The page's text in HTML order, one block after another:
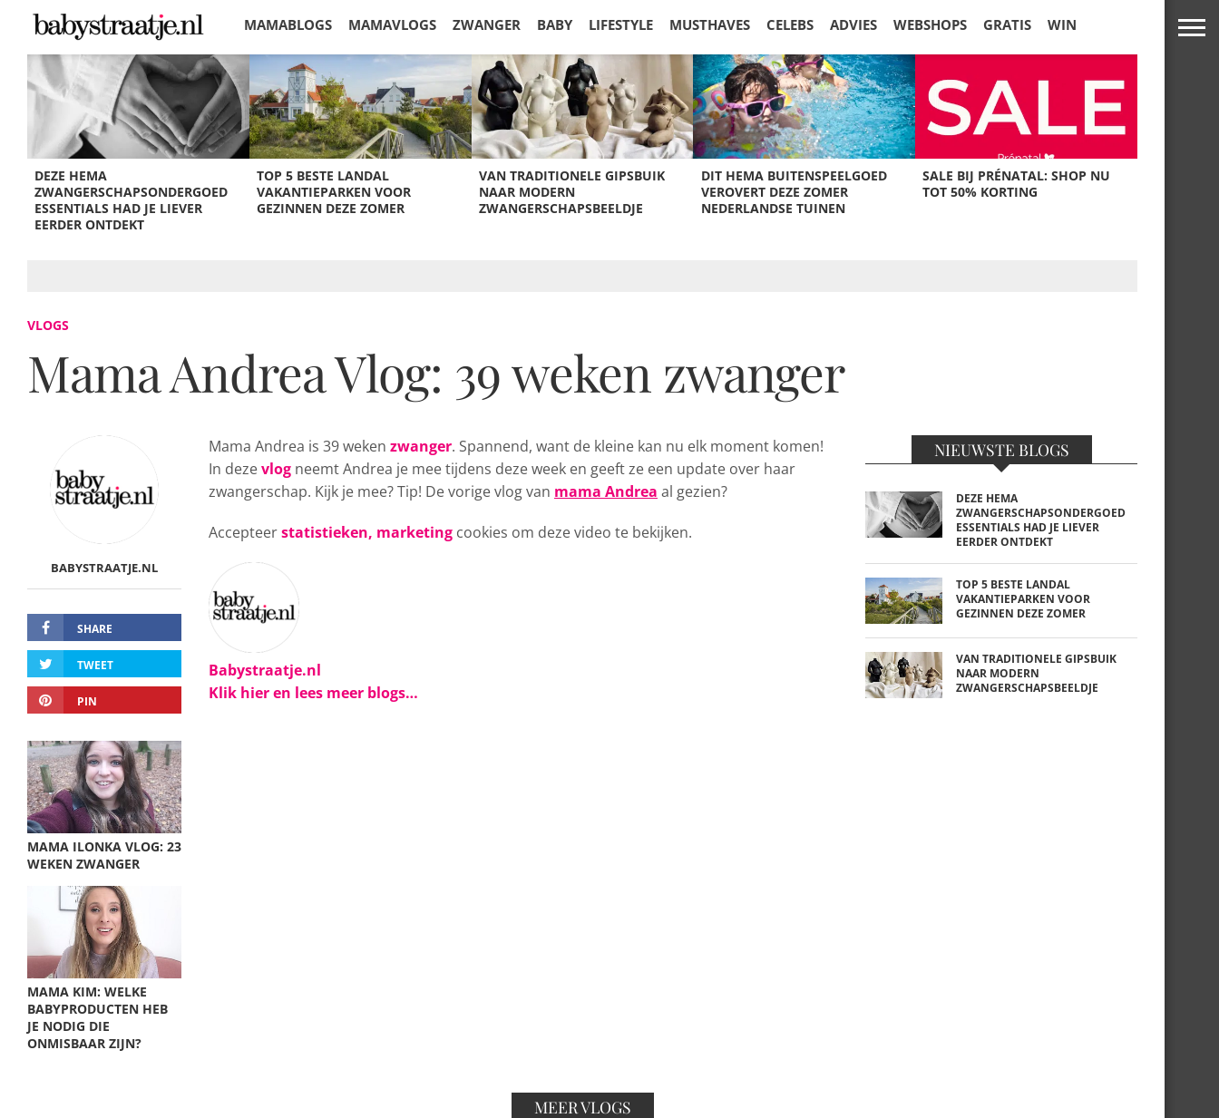
MAMABLOGS MAMAVLOGS ZWANGER BABY LIFESTYLE MUSTHAVES CELEBS ADVIES WEBSHOPS GRATIS WIN
KORTINGEN
DEZE HEMA
ZWANGERSCHAPSONDERGOED
ESSENTIALS HAD JE LIEVER
EERDER ONTDEKT
TOP 5 BESTE LANDAL
VAKANTIEPARKEN VOOR
GEZINNEN DEZE ZOMER
VAN TRADITIONELE GIPSBUIK
NAAR MODERN
ZWANGERSCHAPSBEELDJE
DIT HEMA BUITENSPEELGOED
VEROVERT DEZE ZOMER
NEDERLANDSE TUINEN
SALE BIJ PRÉNATAL: SHOP NU
TOT 50% KORTING
VLOGS
Mama Andrea Vlog: 39 weken zwanger
BABYSTRAATJE.NL
SHARE
TWEET
PIN
MAMA ILONKA VLOG: 23
WEKEN ZWANGER
MAMA KIM: WELKE
BABYPRODUCTEN HEB
JE NODIG DIE
ONMISBAAR ZIJN?
Mama Andrea is 39 weken zwanger. Spannend, want de kleine kan nu elk moment komen!
In dezevlog neemt Andrea je mee tijdens deze week en geeft ze een update over haar
zwangerschap. Kijk je mee? Tip! De vorige vlog van mama Andrea al gezien?
Accepteerstatistieken, marketing cookies om deze video te bekijken.
Babystraatje.nl
Klik hier en lees meer blogs…
NIEUWSTE BLOGS
DEZE HEMA
ZWANGERSCHAPSONDERGOED
ESSENTIALS HAD JE LIEVER
EERDER ONTDEKT
TOP 5 BESTE LANDAL
VAKANTIEPARKEN VOOR
GEZINNEN DEZE ZOMER
VAN TRADITIONELE GIPSBUIK
NAAR MODERN
ZWANGERSCHAPSBEELDJE
MEER VLOGS